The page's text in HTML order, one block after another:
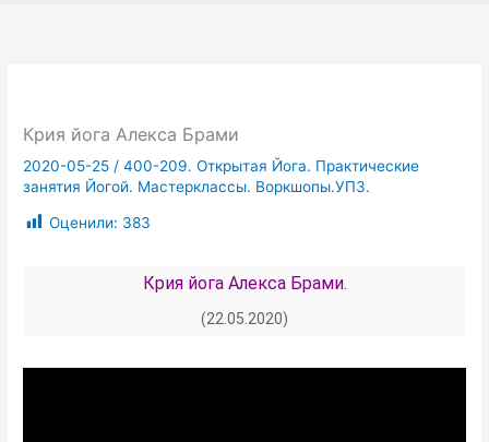
Крия йога Алекса Брами
2020-05-25 /400-209. Открытая Йога. Практические
занятия Йогой. Мастерклассы. Воркшопы.УПЗ.
Оценили: 383
Крия йога Алекса Брами.
(22.05.2020)